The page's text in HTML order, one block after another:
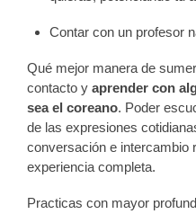
Contar con un profesor
Qué mejor manera de
contacto y aprender con
sea el coreano. Poder
de las expresiones
conversación e intercambio
experiencia completa.
Practicas con mayor